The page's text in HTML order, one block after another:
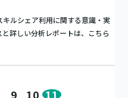
ルシェア利用に関する意識・実
詳しい分析レポートは、こちら
9 10 11